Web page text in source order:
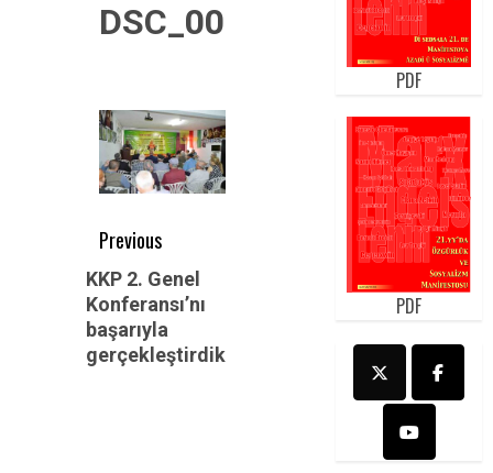
DSC_0017
Post
navigation
Previous
Previous
post:
KKP 2. Genel
Konferansı’nı
başarıyla
gerçekleştirdik
PDF
PDF